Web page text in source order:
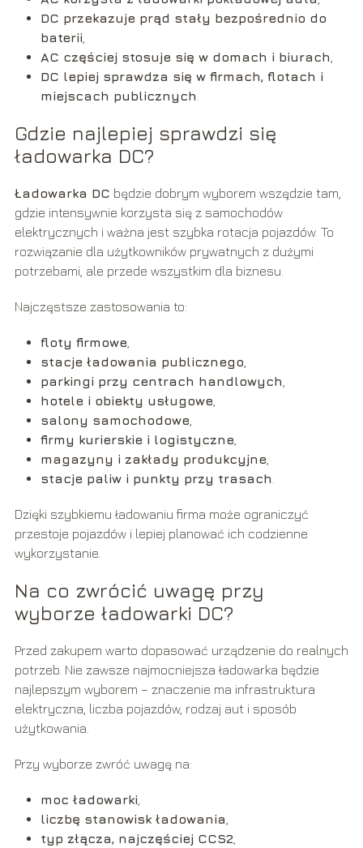
DC przekazuje prąd stały bezpośrednio do
baterii
AC częściej stosuje się w domach i biurach
DC lepiej sprawdza się w firmach, flotach i
miejscach publicznych
Gdzie najlepiej sprawdzi się
ładowarka DC?
Ładowarka DC będzie dobrym wyborem wszędzie tam,
gdzie intensywnie korzysta się z samochodów
elektrycznych i ważna jest szybka rotacja pojazdów. To
rozwiązanie dla użytkowników prywatnych z dużymi
potrzebami, ale przede wszystkim dla biznesu.
Najczęstsze zastosowania to:
floty firmowe,
stacje ładowania publicznego
parkingi przy centrach handlowych
hotele i obiekty usługowe,
salony samochodowe,
firmy kurierskie i logistyczne,
magazyny i zakłady produkcyjne,
stacje paliw i punkty przy trasach
Dzięki szybkiemu ładowaniu firma może ograniczyć
przestoje pojazdów i lepiej planować ich codzienne
wykorzystanie.
Na co zwrócić uwagę przy
wyborze ładowarki DC?
Przed zakupem warto dopasować urządzenie do realnych
potrzeb. Nie zawsze najmocniejsza ładowarka będzie
najlepszym wyborem – znaczenie ma infrastruktura
elektryczna, liczba pojazdów, rodzaj aut i sposób
użytkowania.
Przy wyborze zwróć uwagę na:
moc ładowarki
liczbę stanowisk ładowania
typ złącza, najczęściej CCS2